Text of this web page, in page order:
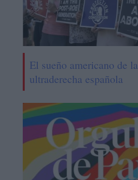
El sueño americano de la
ultraderecha española